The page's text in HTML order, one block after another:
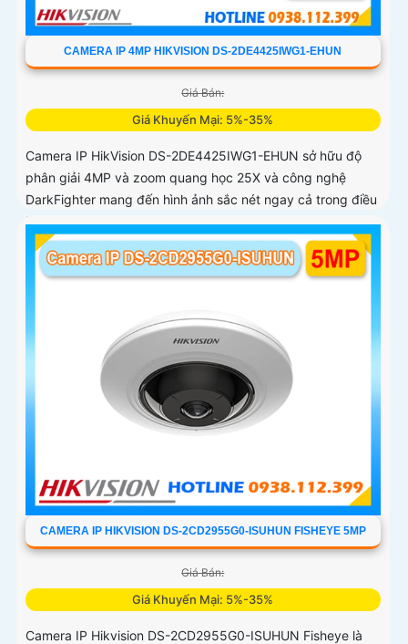
CAMERA IP 4MP HIKVISION DS-2DE4425IWG1-EHUN
Giá Bán:
Giá Khuyến Mại: 5%-35%
Camera IP HikVision DS-2DE4425IWG1-EHUN sở hữu độ
phân giải 4MP và zoom quang học 25X và công nghệ
DarkFighter mang đến hình ảnh sắc nét ngay cả trong điều
kiện thiếu sáng
CAMERA IP HIKVISION DS-2CD2955G0-ISUHUN FISHEYE 5MP
Giá Bán:
Giá Khuyến Mại: 5%-35%
Camera IP Hikvision DS-2CD2955G0-ISUHUN Fisheye là